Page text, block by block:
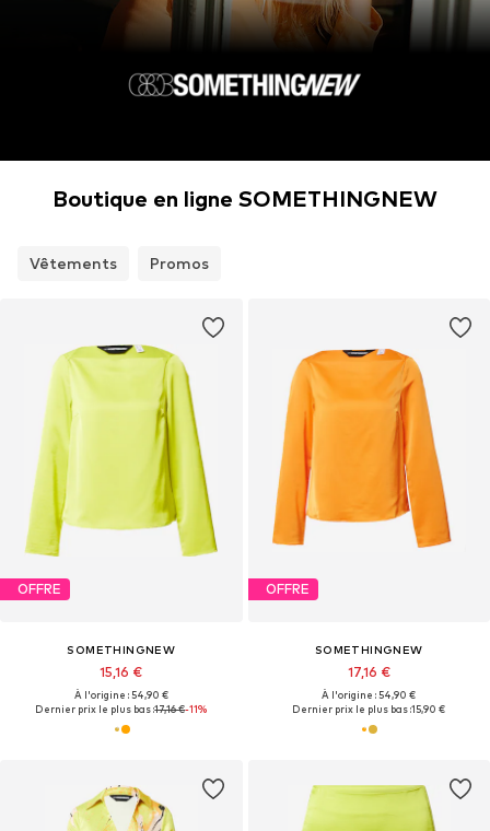
Boutique en ligne SOMETHINGNEW
Vêtements Promos
OFFRE
SOMETHINGNEW
15,16 €
À l'origine : 54,90 €
Dernier prix le plus bas :17,16 €-11%
OFFRE
SOMETHINGNEW
17,16 €
À l'origine : 54,90 €
Dernier prix le plus bas :15,90 €